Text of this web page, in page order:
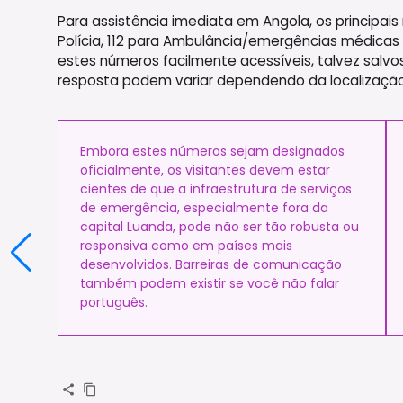
Para assistência imediata em Angola, os
Polícia, 112 para Ambulância/emergências
estes números facilmente acessíveis, talvez
resposta podem variar dependendo da
Embora estes números sejam designados
oficialmente, os visitantes devem estar
cientes de que a infraestrutura de serviços
de emergência, especialmente fora da
capital Luanda, pode não ser tão robusta ou
responsiva como em países mais
desenvolvidos. Barreiras de comunicação
também podem existir se você não falar
português.